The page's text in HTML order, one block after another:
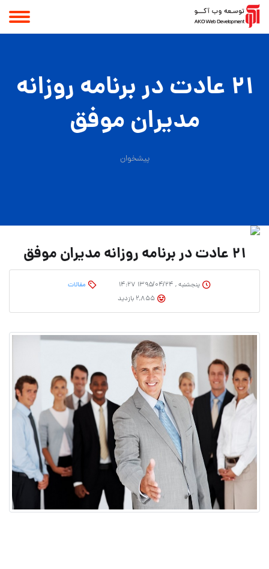
۲۱ عادت در برنامه روزانه
مدیران موفق
پیشخوان
۲۱ عادت در برنامه روزانه مدیران موفق
پنجشنبه , ۱۳۹۵/۰۴/۲۴ ۱۴:۲۷
مقالات